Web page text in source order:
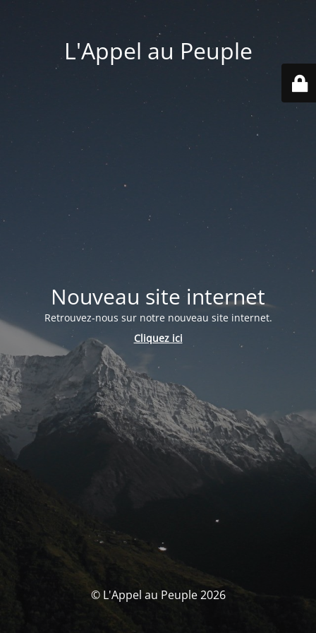
L'Appel au Peuple
Nouveau site internet
Retrouvez-nous sur notre nouveau site internet.
Cliquez ici
© L'Appel au Peuple 2026